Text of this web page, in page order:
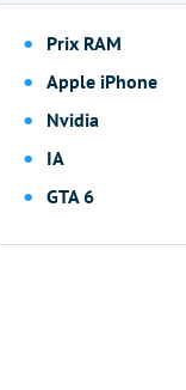
Prix RAM
Apple iPhone
Nvidia
IA
GTA 6